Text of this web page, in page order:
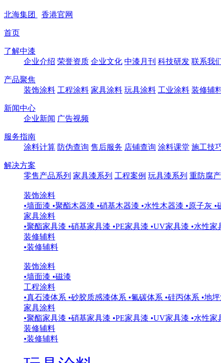
北海集团 香港官网
首页
了解中漆
企业介绍 荣誉资质 企业文化 中漆月刊 科技研发 联系我
产品聚焦
装饰涂料 工程涂料 家具涂料 玩具涂料 工业涂料 装修辅
新闻中心
企业新闻 广告视频
服务指南
涂料计算 防伪查询 售后服务 店铺查询 涂料课堂 施工技
解决方案
零售产品系列 家具漆系列 工程案例 玩具漆系列 重防腐
装饰涂料
•墙面漆 •聚酯木器漆 •硝基木器漆 •水性木器漆 •原子灰 •
家具涂料
•聚酯家具漆 •硝基家具漆 •PE家具漆 •UV家具漆 •水性家
装修辅料
•装修辅料
装饰涂料
•墙面漆 •磁漆
工程涂料
•真石漆体系 •砂胶质感漆体系 •氟碳体系 •硅丙体系 •地
家具涂料
•聚酯家具漆 •硝基家具漆 •PE家具漆 •UV家具漆 •水性家
装修辅料
•装修辅料